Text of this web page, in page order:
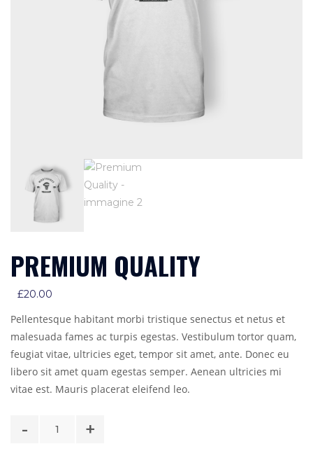
PREMIUM QUALITY
£20.00
Pellentesque habitant morbi tristique senectus et netus et
malesuada fames ac turpis egestas. Vestibulum tortor quam,
feugiat vitae, ultricies eget, tempor sit amet, ante. Donec eu
libero sit amet quam egestas semper. Aenean ultricies mi
vitae est. Mauris placerat eleifend leo.
+
Premium
-